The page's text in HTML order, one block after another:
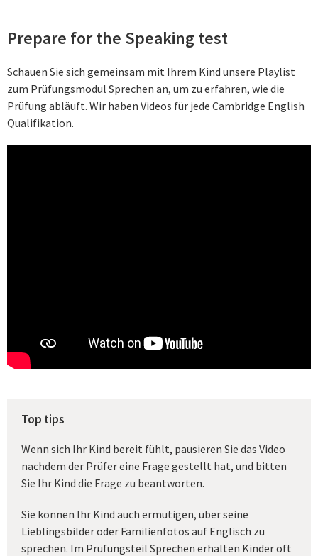
Prepare for the Speaking test
Schauen Sie sich gemeinsam mit Ihrem Kind unsere Playlist
zum Prüfungsmodul Sprechen an, um zu erfahren, wie die
Prüfung abläuft. Wir haben Videos für jede Cambridge English
Qualifikation.
Top tips
Wenn sich Ihr Kind bereit fühlt, pausieren Sie das Video
nachdem der Prüfer eine Frage gestellt hat, und bitten
Sie Ihr Kind die Frage zu beantworten.
Sie können Ihr Kind auch ermutigen, über seine
Lieblingsbilder oder Familienfotos auf Englisch zu
sprechen. Im Prüfungsteil Sprechen erhalten Kinder oft